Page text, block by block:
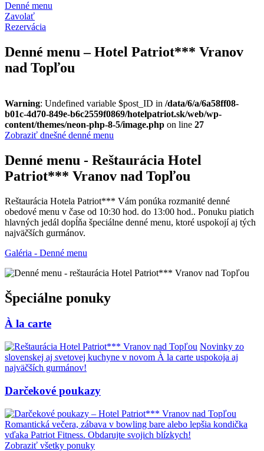
Denné menu
Zavolať
Rezervácia
Denné menu – Hotel Patriot*** Vranov
nad Topľou
Warning: Undefined variable $post_ID in /data/6/a/6a58ff08-
b01c-4d70-849e-b6c2559f0869/hotelpatriot.sk/web/wp-
content/themes/neon-php-8-5/image.php on line 27
Zobraziť dnešné denné menu
Denné menu - Reštaurácia Hotel
Patriot*** Vranov nad Topľou
Reštaurácia Hotela Patriot*** Vám ponúka rozmanité denné
obedové menu v čase od 10:30 hod. do 13:00 hod.. Ponuku piatich
hlavných jedál dopĺňa špeciálne denné menu, ktoré uspokojí aj tých
najväčších gurmánov.
Galéria - Denné menu
Špeciálne ponuky
À la carte
Novinky zo
slovenskej aj svetovej kuchyne v novom À la carte uspokoja aj
najväčších gurmánov!
Darčekové poukazy
Romantická večera, zábava v bowling bare alebo lepšia kondička
vďaka Patriot Fitness. Obdarujte svojich blízkych!
Zobraziť všetky ponuky